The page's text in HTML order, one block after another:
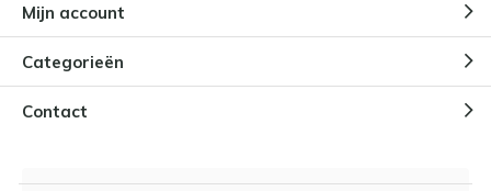
Mijn account
Categorieën
Contact